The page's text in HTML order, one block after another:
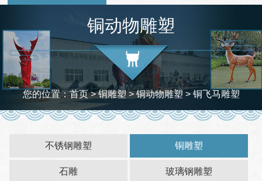
石雕
玻璃钢雕塑
新闻中心
案例展示
关于我们
联系我们
铜动物雕塑
您的位置：首页> 铜雕塑 >铜动物雕塑 > 铜飞马雕塑
不锈钢雕塑 铜雕塑
石雕 玻璃钢雕塑